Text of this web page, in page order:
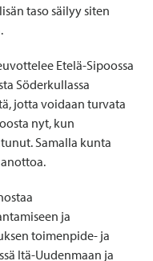
taso säilyy siten
Etelä-Sipoossa
Söderkullassa
jotta voidaan turvata
nyt, kun
Samalla kunta
ja
toimenpide- ja
Itä-Uudenmaan ja